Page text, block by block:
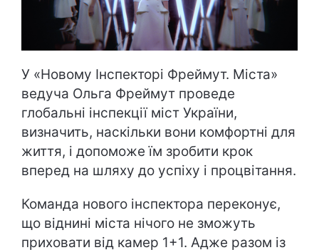
У «Новому Інспекторі Фреймут. Міста»
ведуча Ольга Фреймут проведе
глобальні інспекції міст України,
визначить, наскільки вони комфортні для
життя, і допоможе їм зробити крок
вперед на шляху до успіху і процвітання.
Команда нового інспектора переконує,
що віднині міста нічого не зможуть
приховати від камер 1+1. Адже разом із